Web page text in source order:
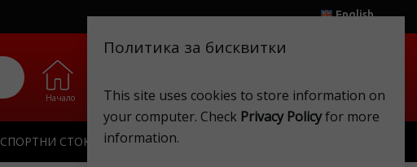
Политика за бисквитки
This site uses cookies to store information on
your computer. Check Privacy Policyfor more
information.
English
Начало Любими Магазини Клубна карта Акаунт Кошница
СПОРТНИ СТОКИ ИГРАЧКИ